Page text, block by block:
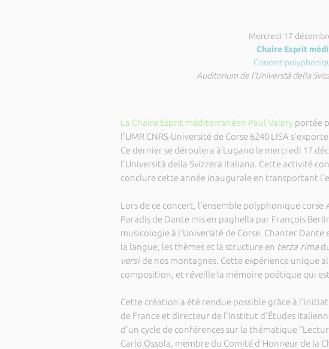
Mercredi 17
Chaire Esprit
Concert
Auditorium de l'Universtà della
La Chaire Esprit méditerranéen Paul Valeryportée
l'UMR CNRS-Université de Corse 6240 LISA
Ce dernier se déroulera à Lugano le mercredi 17
l'Università della Svizzera Italiana. Cette activité
conclure cette année inaugurale en transportant
Lors de ce concert, l'ensemble polyphonique corse
Paradis de Dante mis en paghella par François
musicologie à l'Université de Corse. Chanter
la langue, les thèmes et la structure en terza rima
versi de nos montagnes. Cette expérience unique
composition, et réveille la mémoire poétique qui
Cette création a été rendue possible grâce à
de France et directeur de l'Institut d'Études
d'un cycle de conférences sur la thématique
Carlo Ossola, membre du Comité d'Honneur de la